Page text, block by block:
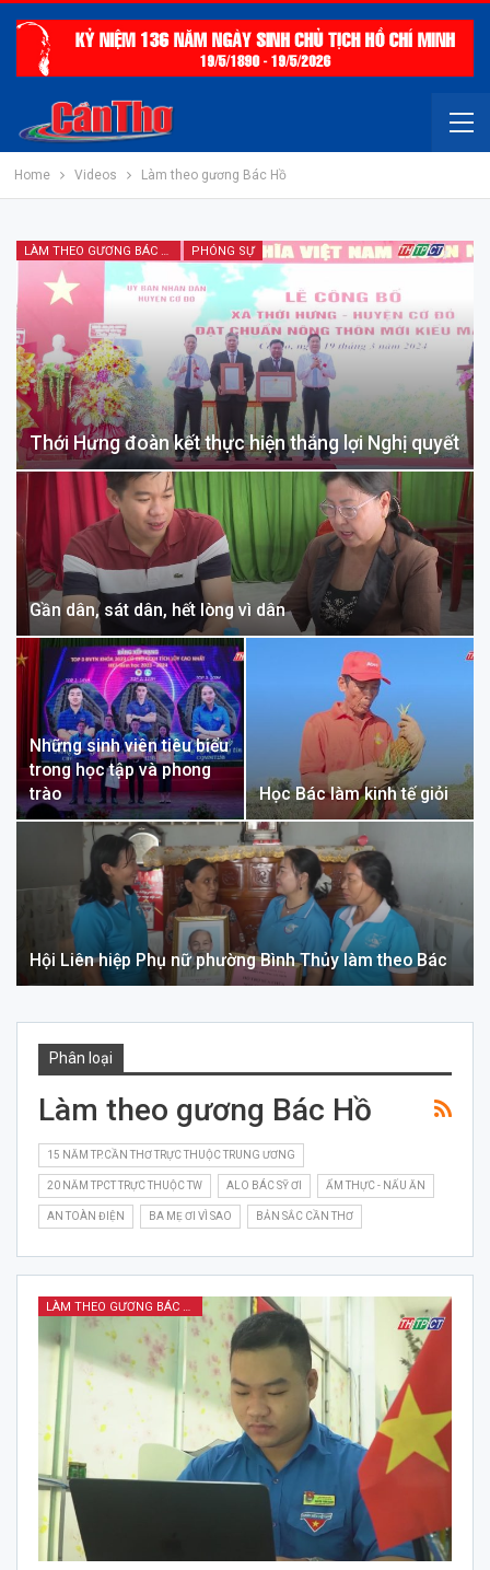
Home Videos Làm theo gương Bác Hồ
LÀM THEO GƯƠNG BÁC HỒ PHÓNG SỰ
Thới Hưng đoàn kết thực hiện thắng lợi Nghị quyết
Gần dân, sát dân, hết lòng vì dân
Những sinh viên tiêu biểu
trong học tập và phong
trào
Học Bác làm kinh tế giỏi
Hội Liên hiệp Phụ nữ phường Bình Thủy làm theo Bác
Phân loại
Làm theo gương Bác Hồ
15 NĂM TP.CẦN THƠ TRỰC THUỘC TRUNG ƯƠNG
20 NĂM TPCT TRỰC THUỘC TW ALO BÁC SỸ ƠI ẨM THỰC - NẤU ĂN
AN TOÀN ĐIỆN BA MẸ ƠI VÌ SAO BẢN SẮC CẦN THƠ
LÀM THEO GƯƠNG BÁC HỒ